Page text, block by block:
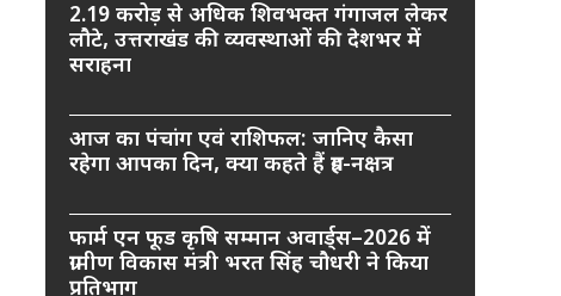
2.19 करोड़ से अधिक शिवभक्त गंगाजल लेकर
लौटे, उत्तराखंड की व्यवस्थाओं की देशभर में
सराहना
आज का पंचांग एवं राशिफल: जानिए कैसा
रहेगा आपका दिन, क्या कहते हैं ग्रह-नक्षत्र
फार्म एन फूड कृषि सम्मान अवार्ड्स–2026 में
ग्रामीण विकास मंत्री भरत सिंह चौधरी ने किया
प्रतिभाग